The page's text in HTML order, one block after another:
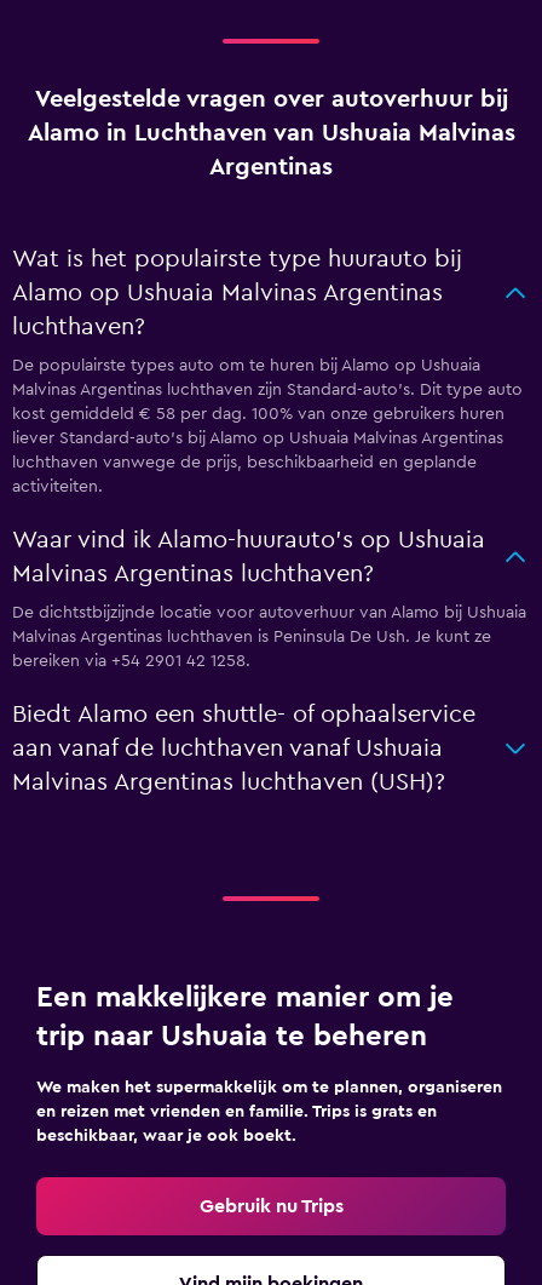
Veelgestelde vragen over autoverhuur bij
Alamo in Luchthaven van Ushuaia Malvinas
Argentinas
Wat is het populairste type huurauto bij
Alamo op Ushuaia Malvinas Argentinas
luchthaven?
De populairste types auto om te huren bij Alamo op Ushuaia
Malvinas Argentinas luchthaven zijn Standard-auto's. Dit type auto
kost gemiddeld € 58 per dag. 100% van onze gebruikers huren
liever Standard-auto's bij Alamo op Ushuaia Malvinas Argentinas
luchthaven vanwege de prijs, beschikbaarheid en geplande
activiteiten.
Waar vind ik Alamo-huurauto's op Ushuaia
Malvinas Argentinas luchthaven?
De dichtstbijzijnde locatie voor autoverhuur van Alamo bij Ushuaia
Malvinas Argentinas luchthaven is Peninsula De Ush. Je kunt ze
bereiken via +54 2901 42 1258.
Biedt Alamo een shuttle- of ophaalservice
aan vanaf de luchthaven vanaf Ushuaia
Malvinas Argentinas luchthaven (USH)?
Een makkelijkere manier om je
trip naar Ushuaia te beheren
We maken het supermakkelijk om te plannen, organiseren
en reizen met vrienden en familie. Trips is grats en
beschikbaar, waar je ook boekt.
Gebruik nu Trips